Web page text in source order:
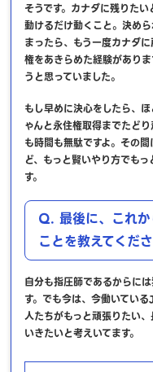
そうです。カナダに残りた
動けるだけ動くこと。決め
まったら、もう一度カナダ
権をあきらめた経験があり
うと思っていました。
もし早めに決心をしたら、
ゃんと永住権取得までたど
も時間も無駄ですよ。その
ど、もっと賢いやり方でも
す。
Q. 最後に、これ
ことを教えてくださ
自分も指圧師であるからに
す。 でも今は、今働いてい
人たちがもっと頑張りたい
いきたいと考えいてます。